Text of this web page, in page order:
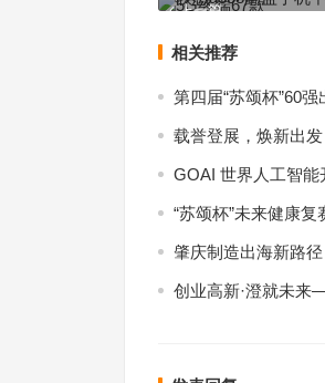
上一篇
相关推荐
第四届“苏颂杯”60
载誉登展，焕新出
GOAI 世界人工智
“苏颂杯”未来健康
肇庆制造出海新路
创业高新·澄就未来